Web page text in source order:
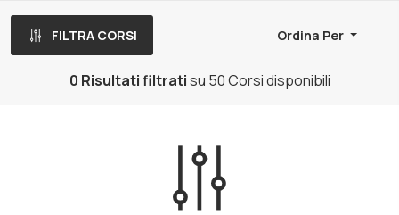
FILTRA CORSI Ordina Per
0 Risultati filtratisu 50 Corsi disponibili